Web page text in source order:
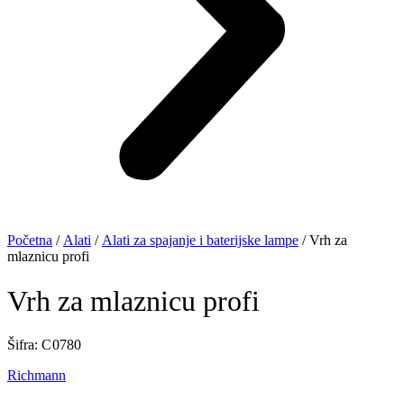
Početna / Alati / Alati za spajanje i baterijske lampe / Vrh za
mlaznicu profi
Vrh za mlaznicu profi
Šifra: C 0780
Richmann